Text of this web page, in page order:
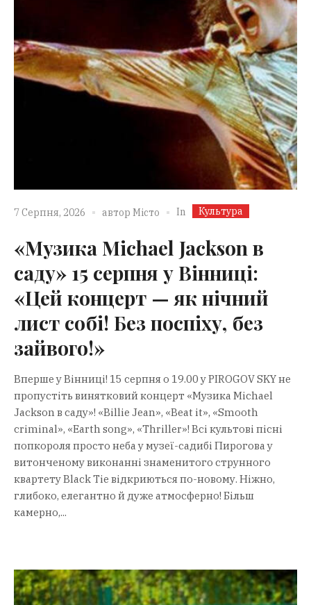
7 Серпня, 2026 автор Місто In Культура
«Музика Michael Jackson в
саду» 15 серпня у Вінниці:
«Цей концерт — як нічний
лист собі! Без поспіху, без
зайвого!»
Вперше у Вінниці! 15 серпня о 19.00 у PIROGOV SKY не
пропустіть винятковий концерт «Музика Michael
Jackson в саду»! «Billie Jean», «Beat it», «Smooth
criminal», «Earth song», «Thriller»! Всі культові пісні
попкороля просто неба у музеї-садибі Пирогова у
витонченому виконанні знаменитого струнного
квартету Black Tie відкриються по-новому. Ніжно,
глибоко, елегантно й дуже атмосферно! Більш
камерно,...